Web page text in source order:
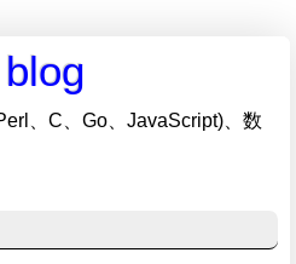
、C、Go、JavaScript)、数